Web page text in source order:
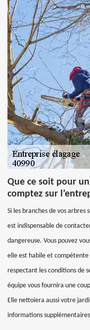
Que ce soit pour
comptez sur
Si les branches de vos
est indispensable de
dangereuse. Vous pouvez
elle est habile et compétente
respectant les conditions de
équipe vous fournira une
Elle nettoiera aussi votre
informations